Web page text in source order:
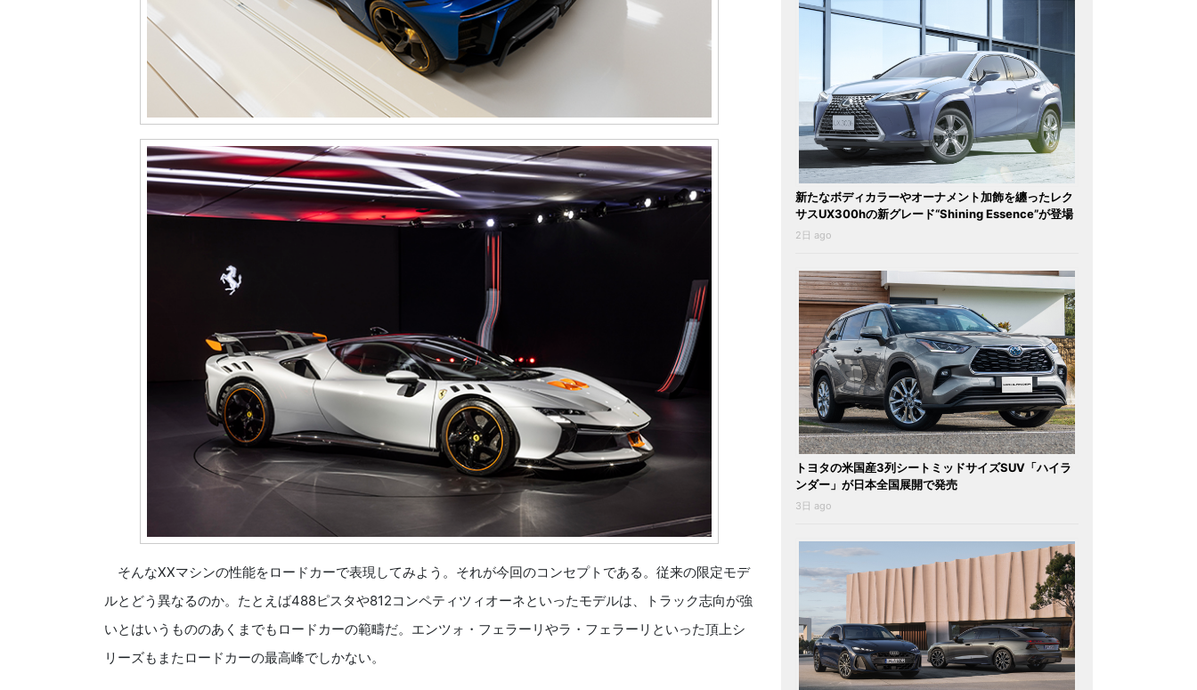
そんなXXマシンの性能をロードカーで表現してみよう。それが今回のコンセプトである。従来の限定モデ
ルとどう異なるのか。たとえば488ピスタや812コンペティツィオーネといったモデルは、トラック志向が強
いとはいうもののあくまでもロードカーの範疇だ。エンツォ・フェラーリやラ・フェラーリといった頂上シ
リーズもまたロードカーの最高峰でしかない。
新たなボディカラーやオーナメント加飾を纏ったレク
サスUX300hの新グレード“Shining Essence”が登場
2日 ago
トヨタの米国産3列シートミッドサイズSUV「ハイラ
ンダー」が日本全国展開で発売
3日 ago